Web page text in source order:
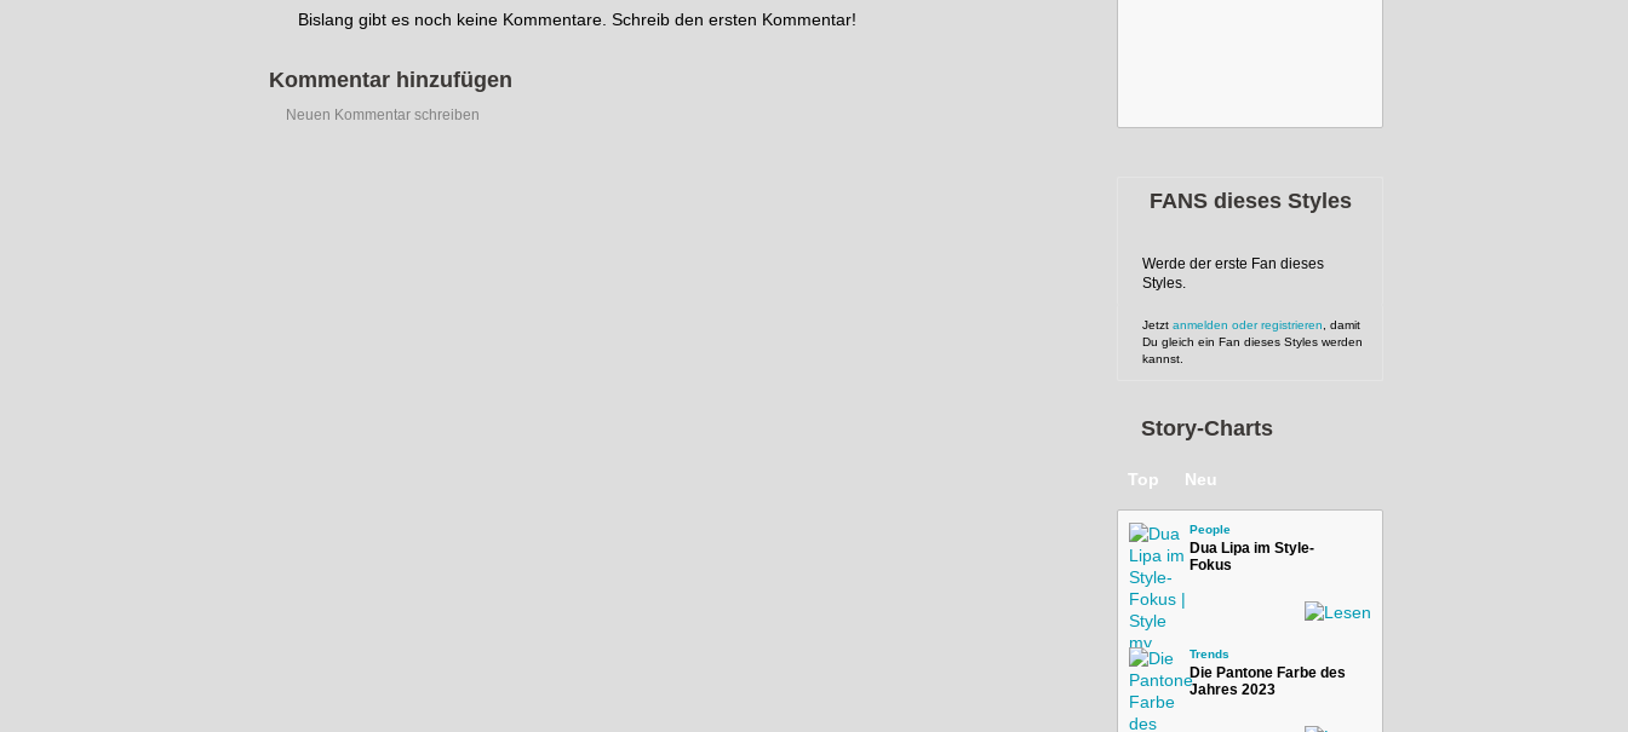
Bislang gibt es noch keine Kommentare. Schreib den ersten Kommentar!
Kommentar hinzufügen
Neuen Kommentar schreiben
FANS dieses Styles
Werde der erste Fan dieses
Styles.
Jetzt anmelden oder registrieren , damit
Du gleich ein Fan dieses Styles werden
kannst.
Story-Charts
Top Neu
People
Dua Lipa im Style-
Fokus
Trends
Die Pantone Farbe des
Jahres 2023